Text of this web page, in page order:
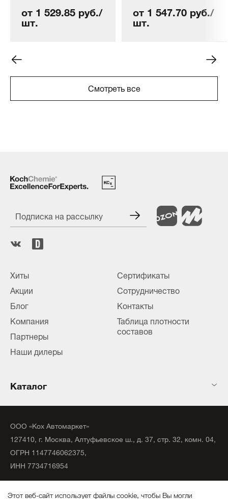
от 1 529.85 руб./
шт.
от 1 547.70 руб./
шт.
Смотреть все
Подписка на рассылку
Хиты
Акции
Блог
Компания
Партнеры
Наши дилеры
Сертификаты
Сотрудничество
Контакты
Таблица плотности
составов
Каталог
ООО «Кох Автомаркет»
127410, г. Москва, Алтуфьевское ш., д. 37, стр. 32, комн. 04,
ОГРН 1147746062375,
ИНН 7734716954
Этот веб-сайт использует файлы cookie, чтобы Вы могли